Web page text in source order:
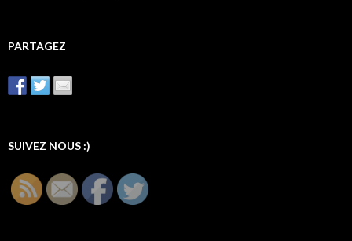
PARTAGEZ
SUIVEZ NOUS :)